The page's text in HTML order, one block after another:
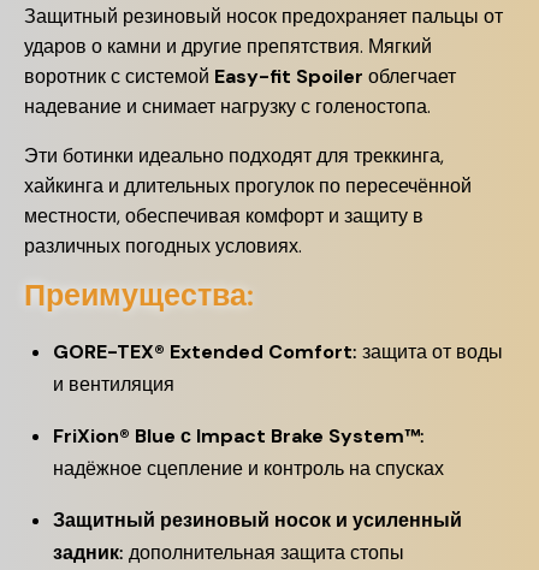
Защитный резиновый носок предохраняет пальцы от
ударов о камни и другие препятствия. Мягкий
воротник с системой Easy-fit Spoiler облегчает
надевание и снимает нагрузку с голеностопа.
Эти ботинки идеально подходят для треккинга,
хайкинга и длительных прогулок по пересечённой
местности, обеспечивая комфорт и защиту в
различных погодных условиях.
Преимущества:
GORE-TEX® Extended Comfort: защита от воды
и вентиляция
FriXion® Blue с Impact Brake System™:
надёжное сцепление и контроль на спусках
Защитный резиновый носок и усиленный
задник: дополнительная защита стопы